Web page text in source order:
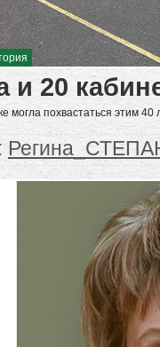
и 20
могла похвастаться этим 40